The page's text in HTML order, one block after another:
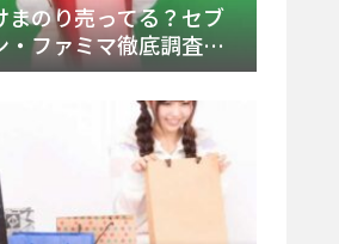
まのり売ってる？セブ
・ファミマ徹底調査！
、Amazon楽天で買う方